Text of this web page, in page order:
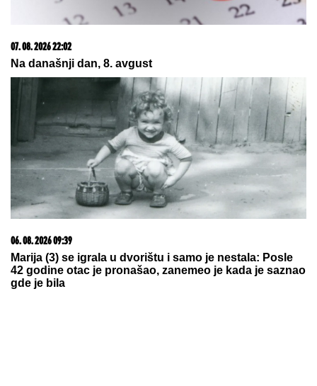
09. 07. 2026 09:20
Komfor po meri klijenata: nova linija paketa ALTA
banke